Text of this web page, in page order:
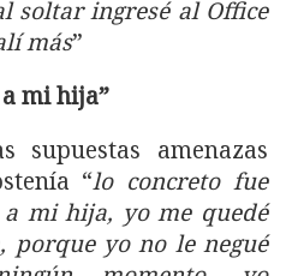
soltar ingresé al Office
más”
mi hija”
supuestas amenazas
“lo concreto fue
mi hija, yo me quedé
porque yo no le negué